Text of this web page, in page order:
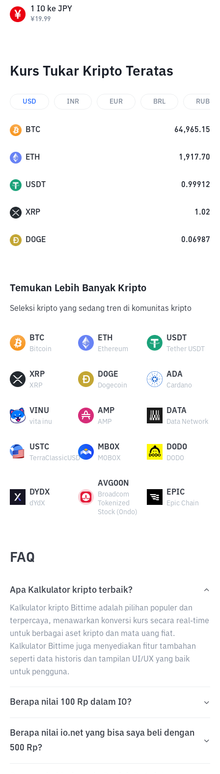
1 IO ke JPY
¥19.99
Kurs Tukar Kripto Teratas
USD INR EUR BRL RUB
BTC 64,965.15
ETH 1,917.70
USDT 0.99912
XRP 1.02
DOGE 0.06987
Temukan Lebih Banyak Kripto
Seleksi kripto yang sedang tren di komunitas kripto
BTC
Bitcoin
ETH
Ethereum
USDT
Tether USDT
XRP
XRP
DOGE
Dogecoin
ADA
Cardano
VINU
vita inu
AMP
AMP
DATA
Data Network
USTC
TerraClassicUSD
MBOX
MOBOX
DODO
DODO
DYDX
dYdX
AVGOON
Broadcom
Tokenized
Stock (Ondo)
EPIC
Epic Chain
FAQ
Apa Kalkulator kripto terbaik?
Kalkulator kripto Bittime adalah pilihan populer dan
terpercaya, menawarkan konversi kurs secara real-time
untuk berbagai aset kripto dan mata uang fiat.
Kalkulator Bittime juga menyediakan fitur tambahan
seperti data historis dan tampilan UI/UX yang baik
untuk pengguna.
Berapa nilai 100 Rp dalam IO?
Berapa nilai io.net yang bisa saya beli dengan
500 Rp?